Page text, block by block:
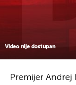
Video nije dostupan
Premijer